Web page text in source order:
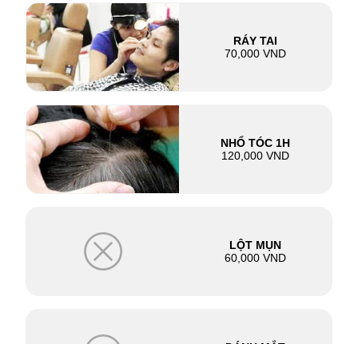
RÁY TAI
70,000 VND
NHỔ TÓC 1H
120,000 VND
LỘT MỤN
60,000 VND